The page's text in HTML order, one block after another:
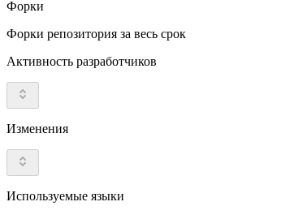
Форки
Форки репозитория за весь срок
Активность разработчиков
Изменения
Используемые языки